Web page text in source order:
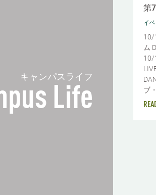
キャンパスライフ
Life
第
イ
10/
ム
10/
ブ